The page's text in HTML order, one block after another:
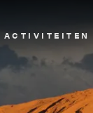
ACTIVITEITEN